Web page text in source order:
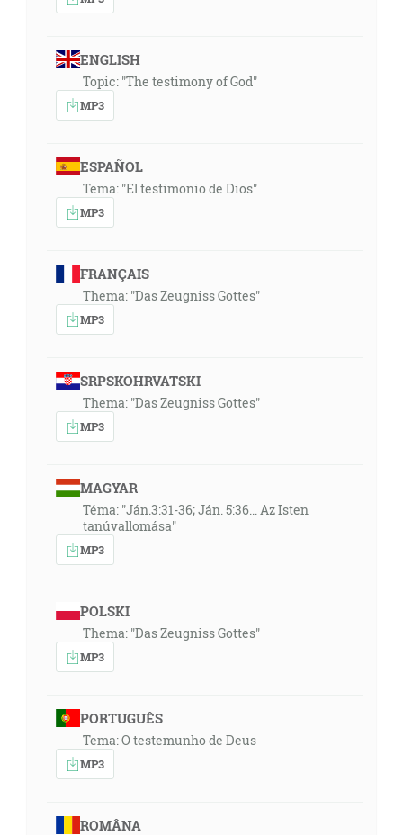
ENGLISH
Topic: "The testimony of God"
MP3
ESPAÑOL
Tema: "El testimonio de Dios"
MP3
FRANÇAIS
Thema: "Das Zeugniss Gottes"
MP3
SRPSKOHRVATSKI
Thema: "Das Zeugniss Gottes"
MP3
MAGYAR
Téma: "Ján.3:31-36; Ján. 5:36... Az Isten
tanúvallomása"
MP3
POLSKI
Thema: "Das Zeugniss Gottes"
MP3
PORTUGUÊS
Tema: O testemunho de Deus
MP3
ROMÂNA